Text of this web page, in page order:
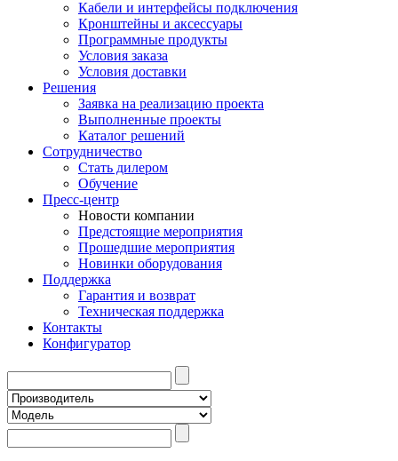
Кабели и интерфейсы подключения
Кронштейны и аксессуары
Программные продукты
Условия заказа
Условия доставки
Решения
Заявка на реализацию проекта
Выполненные проекты
Каталог решений
Сотрудничество
Стать дилером
Обучение
Пресс-центр
Новости компании
Предстоящие мероприятия
Прошедшие мероприятия
Новинки оборудования
Поддержка
Гарантия и возврат
Техническая поддержка
Контакты
Конфигуратор